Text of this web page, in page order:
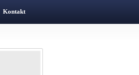
Kontakt